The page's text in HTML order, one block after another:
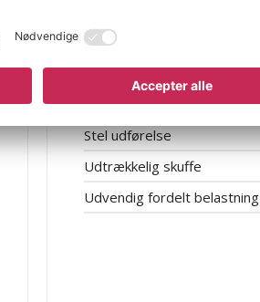
Pladedybde
Pladetykkelse
Pladetype
Stel udførelse
Udtrækkelig skuffe
Udvendig fordelt belastning